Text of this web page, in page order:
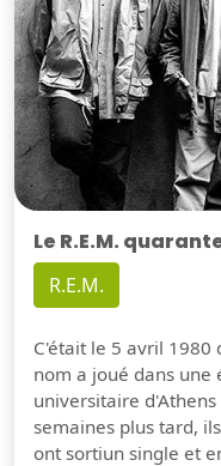
Le R.E.M.
R.E.M.
C'était le 5 avril 1980
nom a joué dans une
universitaire
semaines plus tard,
ont sortiun single et